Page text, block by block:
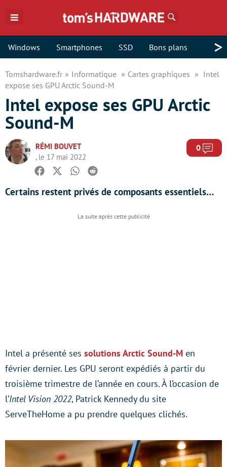
Windows Smartphones SSD Bons plans >
Tomshardware.fr Informatique Cartes graphiques
Intel
expose ses GPU Arctic Sound-M
Intel expose ses GPU Arctic
Sound-M
RÉMI BOUVET
, le 17 mai 2022
0
Facebook
TwitterWhatsapp
Reddit
Certains restent privés de composants essentiels…
Intel a présenté ses solutions Arctic Sound-M en
février dernier. Les GPU seront expédiés à partir du
troisième trimestre de l’année en cours. À l’occasion de
l’Intel Vision 2022, Patrick Kennedy du site
ServeTheHome a pu prendre quelques clichés.